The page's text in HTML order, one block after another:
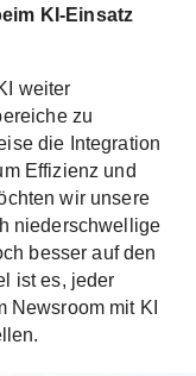
KI-Einsatz
weiter
zu
die Integration
Effizienz und
wir unsere
niederschwellige
besser auf den
ist es, jeder
Newsroom mit KI